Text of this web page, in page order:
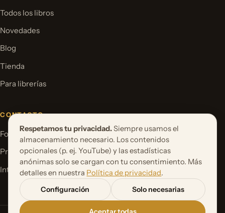
Todos los libros
Novedades
Blog
Tienda
Para librerías
CONTACTO
Formulario de contacto
Proponer un proyecto de libro
International Rights
Respetamos tu privacidad. Siempre usamos el
almacenamiento necesario. Los contenidos
opcionales (p. ej. YouTube) y las estadísticas
anónimas solo se cargan con tu consentimiento. Más
detalles en nuestra Política de privacidad.
Configuración
Solo necesarias